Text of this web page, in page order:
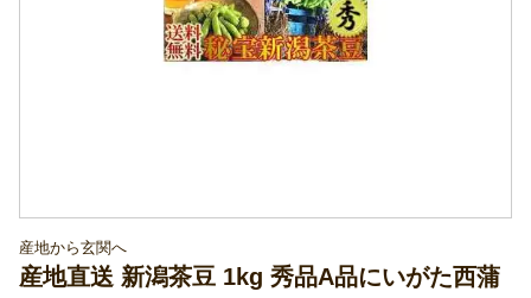
産地から玄関へ
産地直送 新潟茶豆 1kg 秀品A品にいがた西蒲